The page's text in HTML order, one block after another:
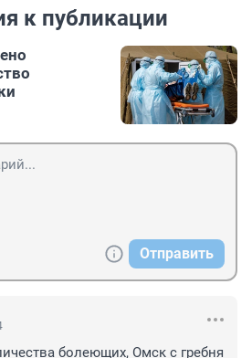
к публикации
Отправить
болеющих, Омск с гребня